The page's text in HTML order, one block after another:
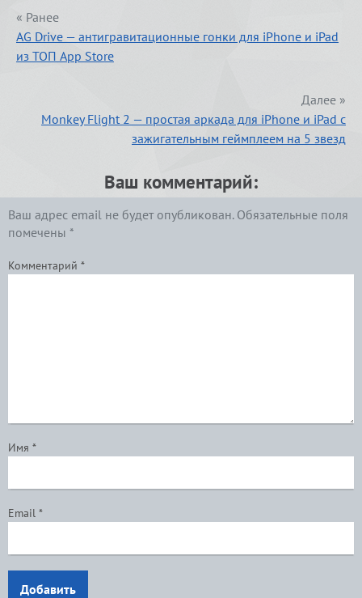
« Ранее
AG Drive — антигравитационные гонки для iPhone и iPad
из ТОП App Store
Далее »
Monkey Flight 2 — простая аркада для iPhone и iPad с
зажигательным геймплеем на 5 звезд
Ваш комментарий:
Ваш адрес email не будет опубликован. Обязательные поля
помечены *
Комментарий *
Имя *
Email *
Добавить